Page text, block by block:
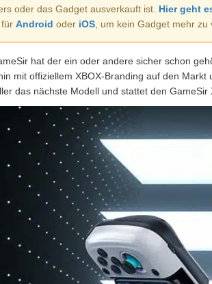
oder das Gadget ausverkauft ist. Hier geht
Android oder iOS , um kein Gadget mehr zu
hat der ein oder andere sicher schon
mit offiziellem XBOX-Branding auf den
das nächste Modell und stattet den GameSir